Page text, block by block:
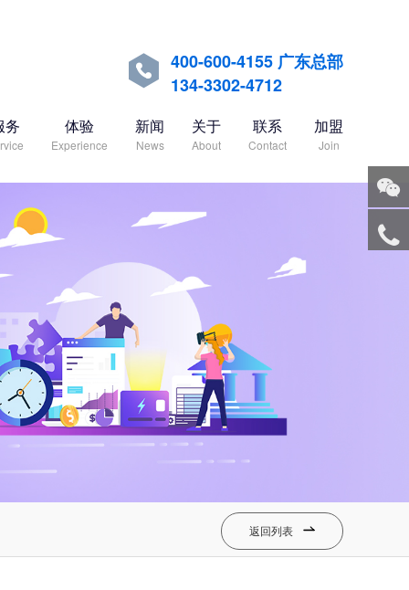

400-600-4155 广东总部
134-3302-4712
务 体验
Experience
新闻
News
关于
About
联系
Contact
加盟
Join
返回列表 
微信